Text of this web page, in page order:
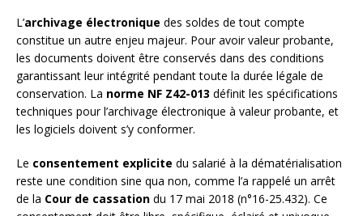
L’archivage électronique des soldes de tout compte
constitue un autre enjeu majeur. Pour avoir valeur probante,
les documents doivent être conservés dans des conditions
garantissant leur intégrité pendant toute la durée légale de
conservation. La norme NF Z42-013 définit les spécifications
techniques pour l’archivage électronique à valeur probante, et
les logiciels doivent s’y conformer.
Le consentement explicite du salarié à la dématérialisation
reste une condition sine qua non, comme l’a rappelé un arrêt
de la Cour de cassation du 17 mai 2018 (n°16-25.432). Ce